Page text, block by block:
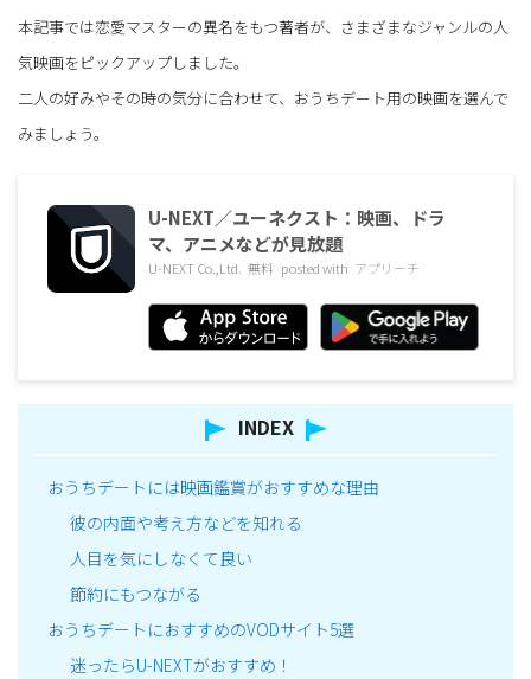
本記事では恋愛マスターの異名をもつ著者が、さまざまなジャンルの人
気映画をピックアップしました。
二人の好みやその時の気分に合わせて、おうちデート用の映画を選んで
みましょう。
U-NEXT／ユーネクスト：映画、ドラ
マ、アニメなどが見放題
U-NEXT Co.,Ltd. 無料 posted with アプリーチ
INDEX
おうちデートには映画鑑賞がおすすめな理由
彼の内面や考え方などを知れる
人目を気にしなくて良い
節約にもつながる
おうちデートにおすすめのVODサイト5選
迷ったらU-NEXTがおすすめ！